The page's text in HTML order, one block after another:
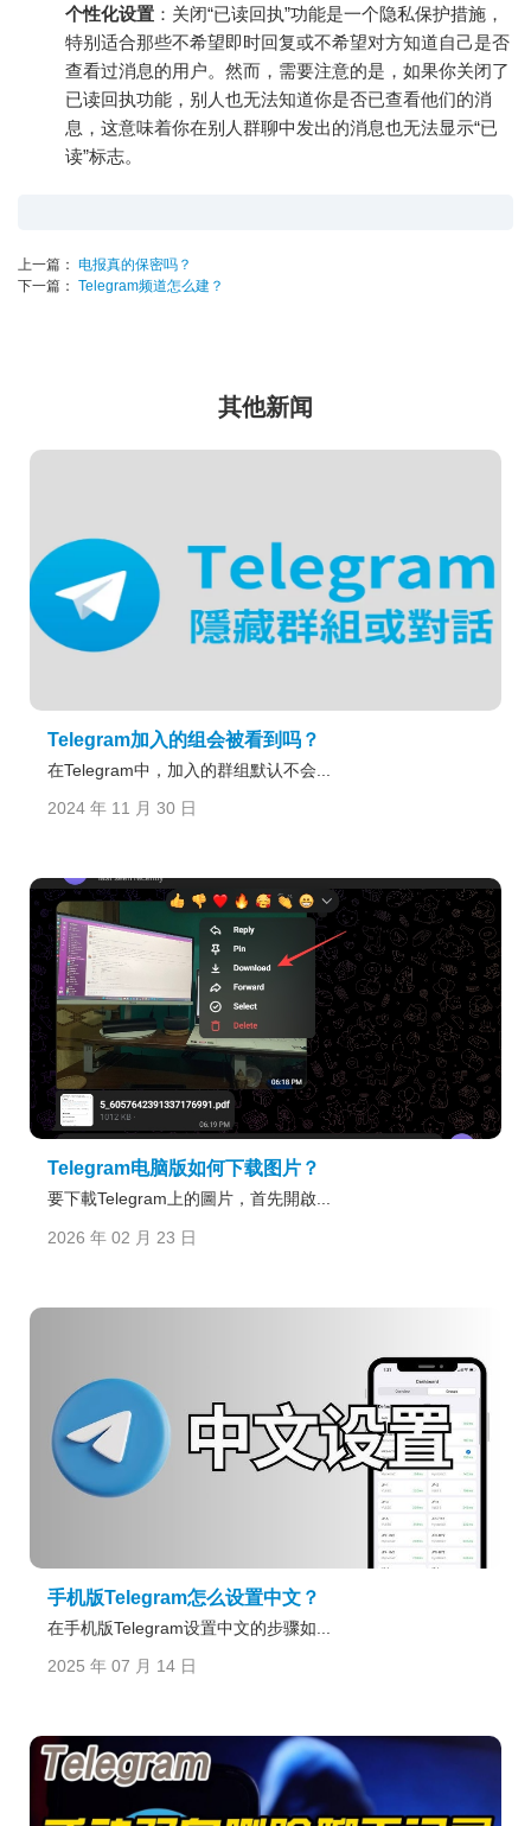
个性化设置 ：关闭“已读回执”功能是一个隐私保护措施，
特别适合那些不希望即时回复或不希望对方知道自己是否
查看过消息的用户。然而，需要注意的是，如果你关闭了
已读回执功能，别人也无法知道你是否已查看他们的消
息，这意味着你在别人群聊中发出的消息也无法显示“已
读”标志。
上一篇： 电报真的保密吗？
下一篇： Telegram频道怎么建？
其他新闻
Telegram加入的组会被看到吗？
在Telegram中，加入的群组默认不会...
2024 年 11 月 30 日
Telegram电脑版如何下载图片？
要下載Telegram上的圖片，首先開啟...
2026 年 02 月 23 日
手机版Telegram怎么设置中文？
在手机版Telegram设置中文的步骤如...
2025 年 07 月 14 日